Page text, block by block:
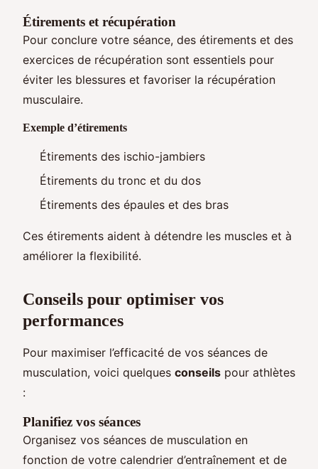
Étirements et récupération
Pour conclure votre séance, des étirements et des
exercices de récupération sont essentiels pour
éviter les blessures et favoriser la récupération
musculaire.
Exemple d’étirements
Étirements des ischio-jambiers
Étirements du tronc et du dos
Étirements des épaules et des bras
Ces étirements aident à détendre les muscles et à
améliorer la flexibilité.
Conseils pour optimiser vos
performances
Pour maximiser l’efficacité de vos séances de
musculation, voici quelques conseils pour athlètes
:
Planifiez vos séances
Organisez vos séances de musculation en
fonction de votre calendrier d’entraînement et de